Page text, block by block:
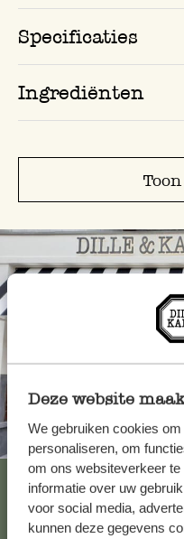
Deze website
We gebruiken cookies
personaliseren, om
om ons websiteverkeer
informatie over uw
voor social media,
kunnen deze gegevens
Specificaties
Ingrediënten
Altijd in de
Bekijk alle 62 winkels